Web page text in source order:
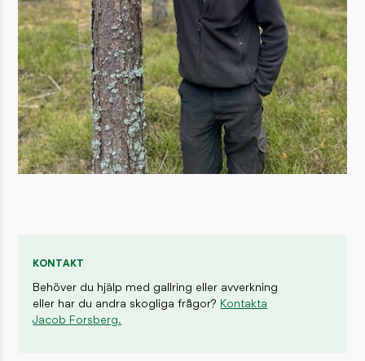
KONTAKT
Behöver du hjälp med gallring eller avverkning
eller har du andra skogliga frågor? Kontakta
Jacob Forsberg.